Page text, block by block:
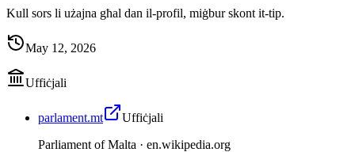
Kull sors li użajna għal dan il-profil, miġbur skont it-tip.
May 12, 2026
Uffiċjali
parlament.mt
Uffiċjali
Parliament of Malta · en.wikipedia.org